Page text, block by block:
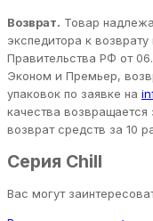
Возврат. Товар
экспедитора к
Правительства РФ от
Эконом и Премьер,
упаковок по заявке на
качества возвращается
возврат средств за 10
Серия Chill
Вас могут